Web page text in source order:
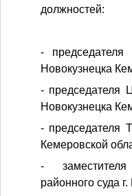
должностей:
- председателя
Новокузнецка
- председателя
Новокузнецка
- председателя
Кемеровской
-
районного суда